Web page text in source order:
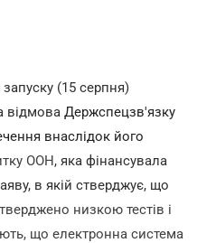
(15 серпня)
відмова Держспецзв'язку
внаслідок його
ООН, яка фінансувала
в якій стверджує, що
низкою тестів і
що електронна система